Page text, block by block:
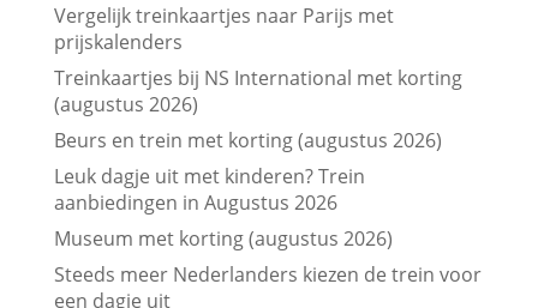
Vergelijk treinkaartjes naar Parijs met
prijskalenders
Treinkaartjes bij NS International met korting
(augustus 2026)
Beurs en trein met korting (augustus 2026)
Leuk dagje uit met kinderen? Trein
aanbiedingen in Augustus 2026
Museum met korting (augustus 2026)
Steeds meer Nederlanders kiezen de trein voor
een dagje uit